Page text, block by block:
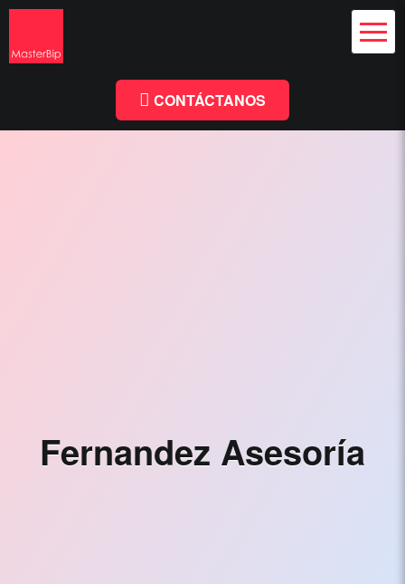
Diseño Web
Web
-
Branding
CONTÁCTANOS
Fernandez Asesoría